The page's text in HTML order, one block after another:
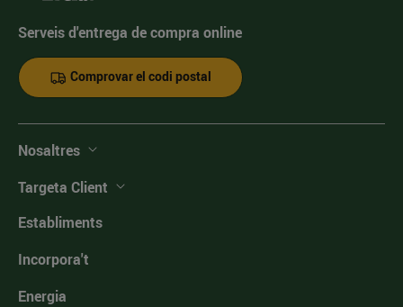
Serveis d'entrega de compra online
Comprovar el codi postal
Nosaltres
Targeta Client
Establiments
Incorpora't
Energia